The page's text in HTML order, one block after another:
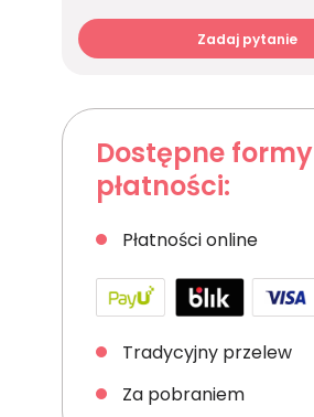
Zadaj pytanie
Dostępne formy
płatności:
Płatności online
Tradycyjny przelew
Za pobraniem